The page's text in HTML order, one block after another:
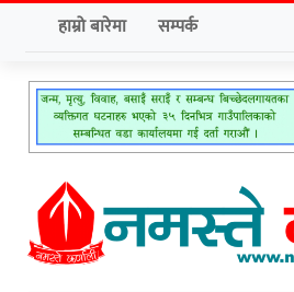
हाम्रो बारेमा सम्पर्क